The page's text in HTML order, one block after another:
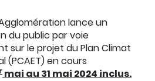
lance un
du public par voie
sur le projet du Plan Climat
(PCAET) en cours
mai au 31 mai 2024 inclus.